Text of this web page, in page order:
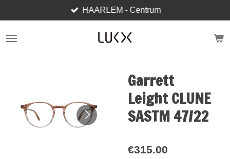
to
main
HAARLEM - Centrum
Garrett
Leight CLUNE
SASTM 47/22
€315.00